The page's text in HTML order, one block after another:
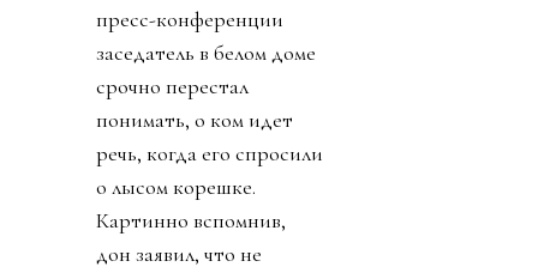
пресс-конференции
заседатель в белом доме
срочно перестал
понимать, о ком идет
речь, когда его спросили
о лысом корешке.
Картинно вспомнив,
дон заявил, что не